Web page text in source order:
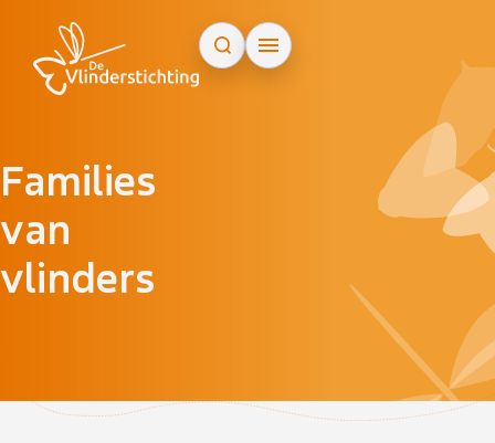
Families
van
vlinders